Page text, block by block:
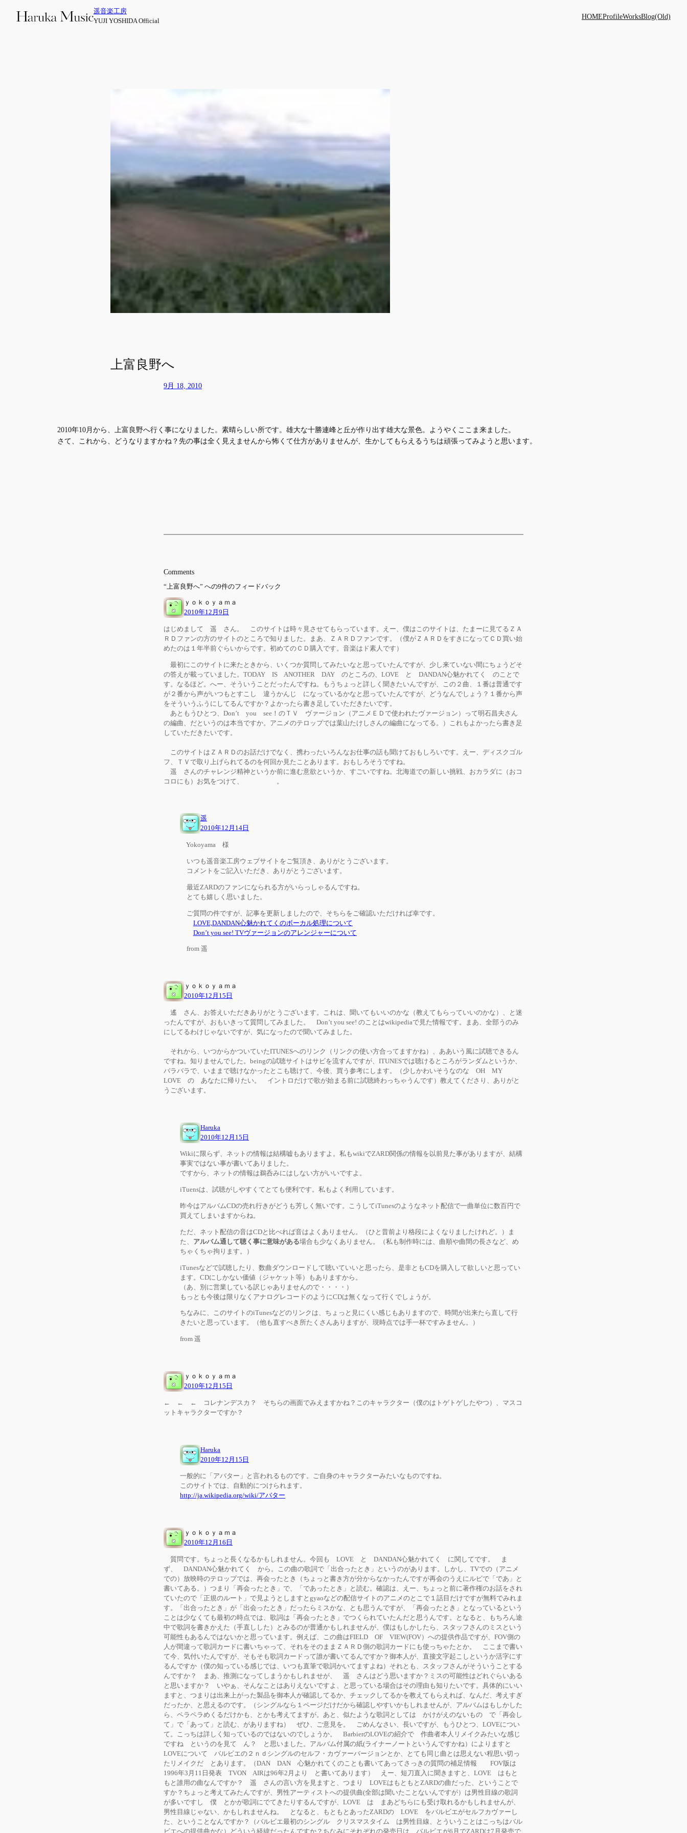
遥音楽工房
YUJI YOSHIDA Official
HOMEProfileWorksBlog(Old)
上富良野へ
9月 18, 2010
2010年10月から、上富良野へ行く事になりました。素晴らしい所です。雄大な十勝連峰と丘が作り出す雄大な景色。ようやくここま来ました。
さて、これから、どうなりますかね？先の事は全く見えませんから怖くて仕方がありませんが、生かしてもらえるうちは頑張ってみようと思います。
Comments
“上富良野へ” への9件のフィードバック
ｙｏｋｏｙａｍａ
2010年12月9日
はじめまして 遥 さん。 このサイトは時々見させてもらっています。えー、僕はこのサイトは、たまーに見てるＺＡ
ＲＤファンの方のサイトのところで知りました。まあ、ＺＡＲＤファンです。（僕がＺＡＲＤをすきになってＣＤ買い始
めたのは１年半前ぐらいからです。初めてのＣＤ購入です。音楽はド素人です）
最初にこのサイトに来たときから、いくつか質問してみたいなと思っていたんですが、少し来ていない間にちょうどそ
の答えが載っていました。TODAY IS ANOTHER DAY のところの、LOVE と DANDAN心魅かれてく のことで
す。なるほど。へー、そういうことだったんですね。もうちょっと詳しく聞きたいんですが、この２曲、１番は普通です
が２番から声がいつもとすこし 違うかんじ になっているかなと思っていたんですが、どうなんでしょう？１番から声
をそういうふうにしてるんですか？よかったら書き足していただきたいです。
あともうひとつ、Don’t you see！のＴＶ ヴァージョン（アニメＥＤで使われたヴァージョン）って明石昌夫さん
の編曲、だというのは本当ですか。アニメのテロップでは葉山たけしさんの編曲になってる。）これもよかったら書き足
していただきたいです。
このサイトはＺＡＲＤのお話だけでなく、携わったいろんなお仕事の話も聞けておもしろいです。えー、ディスクゴル
フ、ＴＶで取り上げられてるのを何回か見たことあります。おもしろそうですね。
遥 さんのチャレンジ精神というか前に進む意欲というか、すごいですね。北海道での新しい挑戦、おカラダに（おコ
コロにも）お気をつけて、 。
遥
2010年12月14日
Yokoyama 様
いつも遥音楽工房ウェブサイトをご覧頂き、ありがとうございます。
コメントをご記入いただき、ありがとうございます。
最近ZARDのファンになられる方がいらっしゃるんですね。
とても嬉しく思いました。
ご質問の件ですが、記事を更新しましたので、そちらをご確認いただければ幸です。
LOVE,DANDAN心魅かれてくのボーカル処理について
Don’t you see! TVヴァージョンのアレンジャーについて
from 遥
ｙｏｋｏｙａｍａ
2010年12月15日
遙 さん、お答えいただきありがとうございます。これは、聞いてもいいのかな（教えてもらっていいのかな）、と迷
ったんですが、おもいきって質問してみました。 Don’t you see! のことはwikipediaで見た情報です。まあ、全部うのみ
にしてるわけじゃないですが、気になったので聞いてみました。
それから、いつからかついていたITUNESへのリンク（リンクの使い方合ってますかね）、ああいう風に試聴できるん
ですね。知りませんでした。beingの試聴サイトはサビを流すんですが、ITUNESでは聴けるところがランダムというか、
バラバラで、いままで聴けなかったとこも聴けて、今後、買う参考にします。（少しかわいそうなのな OH MY
LOVE の あなたに帰りたい。 イントロだけで歌が始まる前に試聴終わっちゃうんです）教えてくださり、ありがと
うございます。
Haruka
2010年12月15日
Wikiに限らず、ネットの情報は結構嘘もありますよ。私もwikiでZARD関係の情報を以前見た事がありますが、結構
事実ではない事が書いてありました。
ですから、ネットの情報は鵜呑みにはしない方がいいですよ。
iTuensは、試聴がしやすくてとても便利です。私もよく利用しています。
昨今はアルバムCDの売れ行きがどうも芳しく無いです。こうしてiTunesのようなネット配信で一曲単位に数百円で
買えてしまいますからね。
ただ、ネット配信の音はCDと比べれば音はよくありません。（ひと昔前より格段によくなりましたけれど。）ま
た、 アルバム通して聴く事に意味がある場合も少なくありません。（私も制作時には、曲順や曲間の長さなど、め
ちゃくちゃ拘ります。）
iTunesなどで試聴したり、数曲ダウンロードして聴いていいと思ったら、是非ともCDを購入して欲しいと思ってい
ます。CDにしかない価値（ジャケット等）もありますから。
（あ、別に営業している訳じゃありませんので・・・・）
もっとも今後は限りなくアナログレコードのようにCDは無くなって行くでしょうが。
ちなみに、このサイトのiTunesなどのリンクは、ちょっと見にくい感じもありますので、時間が出来たら直して行
きたいと思っています。（他も直すべき所たくさんありますが、現時点では手一杯ですみません。）
from 遥
ｙｏｋｏｙａｍａ
2010年12月15日
← ← ← コレナンデスカ？ そちらの画面でみえますかね？このキャラクター（僕のはトゲトゲしたやつ）、マスコ
ットキャラクターですか？
Haruka
2010年12月15日
一般的に「アバター」と言われるものです。ご自身のキャラクターみたいなものですね。
このサイトでは、自動的につけられます。
http://ja.wikipedia.org/wiki/アバター
ｙｏｋｏｙａｍａ
2010年12月16日
質問です。ちょっと長くなるかもしれません。今回も LOVE と DANDAN心魅かれてく に関してです。 ま
ず、 DANDAN心魅かれてく から。この曲の歌詞で「出合ったとき」というのがあります。しかし、TVでの（アニメ
での）放映時のテロップでは、再会ったとき（ちょっと書き方が分からなかったんですが再会のうえにルビで「であ」と
書いてある。）つまり「再会ったとき」で、「であったとき」と読む。確認は、えー、ちょっと前に著作権のお話をされ
ていたので「正規のルート」で見ようとしますとgyaoなどの配信サイトのアニメのとこで１話目だけですが無料でみれま
す。「出合ったとき」が「出会ったとき」だったらミスかな、とも思うんですが、「再会ったとき」となっているという
ことは少なくても最初の時点では、歌詞は「再会ったとき」でつくられていたんだと思うんです。となると、もちろん途
中で歌詞を書きかえた（手直しした）とみるのが普通かもしれませんが、僕はもしかしたら、スタッフさんのミスという
可能性もあるんではないかと思っています。例えば、この曲はFIELD OF VIEW(FOV）への提供作品ですが、FOV側の
人が間違って歌詞カードに書いちゃって、それをそのままＺＡＲＤ側の歌詞カードにも使っちゃたとか。 ここまで書い
て今、気付いたんですが、そもそも歌詞カードって誰が書いてるんですか？御本人が、直接文字起こしというか活字にす
るんですか（僕の知っている感じでは、いつも直筆で歌詞かいてますよね）それとも、スタッフさんがそういうことする
んですか？ まあ、推測になってしまうかもしれませが、 遥 さんはどう思いますか？ミスの可能性はどれぐらいある
と思いますか？ いやぁ、そんなことはありえないですよ、と思っている場合はその理由も知りたいです。具体的にいい
ますと、つまりは出来上がった製品を御本人が確認してるか、チェックしてるかを教えてもらえれば、なんだ、考えすぎ
だったか、と思えるのです。（シングルなら１ページだけだから確認しやすいかもしれませんが、アルバムはもしかした
ら、ペラペラめくるだけかも、とかも考えてますが。あと、似たような歌詞としては かけがえのないもの で「再会し
て」で「あって」と読む、がありますね） ぜひ、ご意見を。 ごめんなさい、長いですが、もうひとつ、LOVEについ
て。こっちは詳しく知っているのではないのでしょうか。 BarbierのLOVEの紹介で 作曲者本人リメイクみたいな感じ
ですね というのを見て ん？ と思いました。アルバム付属の紙(ライナーノートというんですかね）によりますと
LOVEについて バルビエの２ｎｄシングルのセルフ・カヴァーバージョンとか、とても同じ曲とは思えない程思い切っ
たリメイクだ とあります。（DAN DAN 心魅かれてくのことも書いてあってさっきの質問の補足情報 FOV版は
1996年3月11日発表 TVON AIRは96年2月より と書いてあります） えー、短刀直入に聞きますと、LOVE はもと
もと誰用の曲なんですか？ 遥 さんの言い方を見ますと、つまり LOVEはもともとZARDの曲だった、ということで
すか？ちょっと考えてみたんですが、男性アーティストへの提供曲(全部は聞いたことないんですが）は男性目線の歌詞
が多いですし 僕 とかが歌詞にでてきたりするんですが、LOVE は まあどちらにも受け取れるかもしれませんが、
男性目線じゃない、かもしれませんね。 となると、もともとあったZARDの LOVE をバルビエがセルフカヴァーし
た、ということなんですか？（バルビエ最初のシングル クリスマスタイム は男性目線、とういうことはこっちはバル
ビエへの提供曲かな）どういう経緯だったんですか？ちなみにそれぞれの発売日は、バルビエが6月でZARDは7月発売で